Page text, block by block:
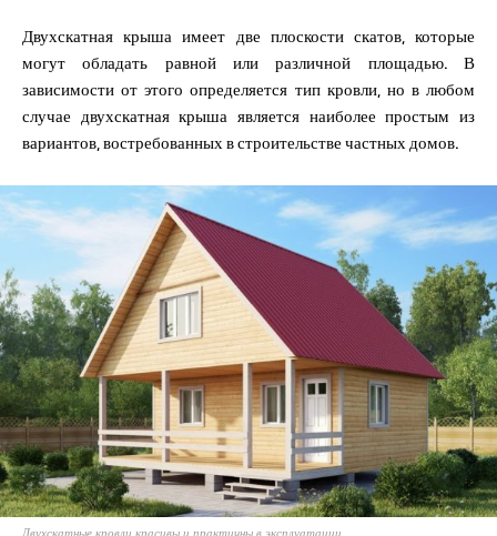
Двухскатная крыша имеет две плоскости скатов, которые
могут обладать равной или различной площадью. В
зависимости от этого определяется тип кровли, но в любом
случае двухскатная крыша является наиболее простым из
вариантов, востребованных в строительстве частных домов.
Двухскатные кровли красивы и практичны в эксплуатации